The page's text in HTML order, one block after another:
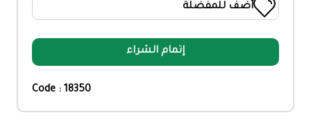
أضف للمفضلة
إتمام الشراء
Code : 18350